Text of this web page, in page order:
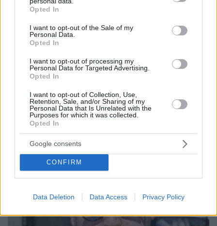
grant or deny consent to Google and its third-party tags to
use your data for below specified purposes in below Google
consent section.
Opted In
I want to opt-out of the Sale of my
Personal Data.
Opted In
I want to opt-out of processing my
Personal Data for Targeted Advertising.
Opted In
I want to opt-out of Collection, Use,
Retention, Sale, and/or Sharing of my
Personal Data that Is Unrelated with the
Purposes for which it was collected.
Opted In
Google consents
CONFIRM
Data Deletion Data Access Privacy Policy
για την επίθεση στη Marfin, δείτε βίντεο και
φωτογραφίες
06.08.2026, 23:17